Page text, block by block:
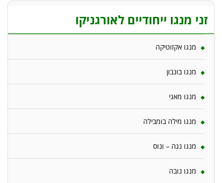
זני מנגו ייחודיים לאורגניקו
מנגו אקזוטיקה
מנגו בונבון
מנגו מאגי
מנגו מילה בומבילה
מנגו נגה – ונוס
מנגו נובה